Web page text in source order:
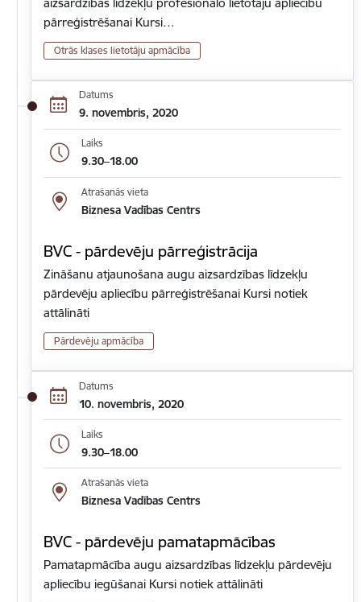
pārreģistrēšanai Kursi…
Otrās klases lietotāju apmācība
Datums
9. novembris, 2020
Laiks
9.30–18.00
Atrašanās vieta
Biznesa Vadības Centrs
BVC - pārdevēju pārreģistrācija
Zināšanu atjaunošana augu aizsardzības līdzekļu
pārdevēju apliecību pārreģistrēšanai Kursi notiek
attālināti
Pārdevēju apmācība
Datums
10. novembris, 2020
Laiks
9.30–18.00
Atrašanās vieta
Biznesa Vadības Centrs
BVC - pārdevēju pamatapmācības
Pamatapmācība augu aizsardzības līdzekļu pārdevēju
apliecību iegūšanai Kursi notiek attālināti